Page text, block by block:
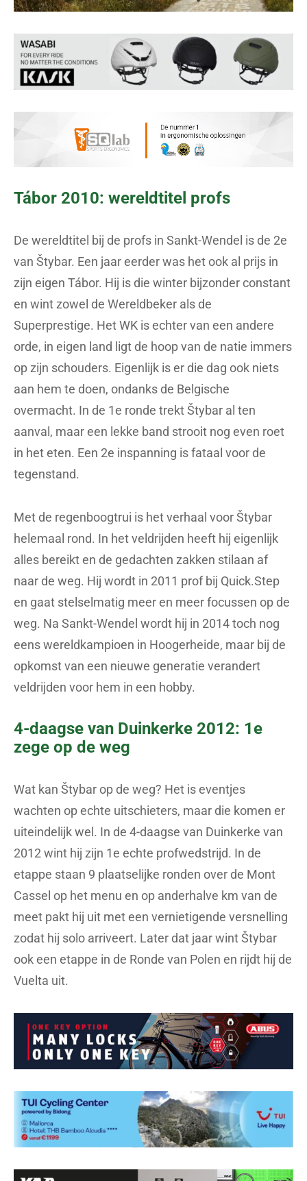
Tábor 2010: wereldtitel profs
De wereldtitel bij de profs in Sankt-Wendel is de 2e
van Štybar. Een jaar eerder was het ook al prijs in
zijn eigen Tábor. Hij is die winter bijzonder constant
en wint zowel de Wereldbeker als de
Superprestige. Het WK is echter van een andere
orde, in eigen land ligt de hoop van de natie immers
op zijn schouders. Eigenlijk is er die dag ook niets
aan hem te doen, ondanks de Belgische
overmacht. In de 1e ronde trekt Štybar al ten
aanval, maar een lekke band strooit nog even roet
in het eten. Een 2e inspanning is fataal voor de
tegenstand.
Met de regenboogtrui is het verhaal voor Štybar
helemaal rond. In het veldrijden heeft hij eigenlijk
alles bereikt en de gedachten zakken stilaan af
naar de weg. Hij wordt in 2011 prof bij Quick.Step
en gaat stelselmatig meer en meer focussen op de
weg. Na Sankt-Wendel wordt hij in 2014 toch nog
eens wereldkampioen in Hoogerheide, maar bij de
opkomst van een nieuwe generatie verandert
veldrijden voor hem in een hobby.
4-daagse van Duinkerke 2012: 1e
zege op de weg
Wat kan Štybar op de weg? Het is eventjes
wachten op echte uitschieters, maar die komen er
uiteindelijk wel. In de 4-daagse van Duinkerke van
2012 wint hij zijn 1e echte profwedstrijd. In de
etappe staan 9 plaatselijke ronden over de Mont
Cassel op het menu en op anderhalve km van de
meet pakt hij uit met een vernietigende versnelling
zodat hij solo arriveert. Later dat jaar wint Štybar
ook een etappe in de Ronde van Polen en rijdt hij de
Vuelta uit.